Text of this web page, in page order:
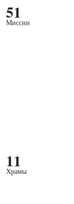
51
Миссии
11
Храмы